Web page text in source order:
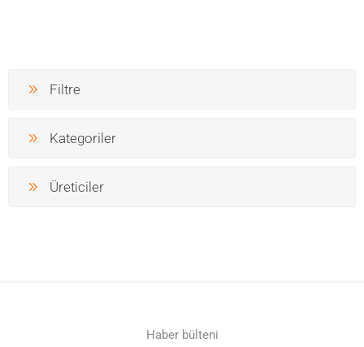
Filtre
Kategoriler
Üreticiler
Haber bülteni